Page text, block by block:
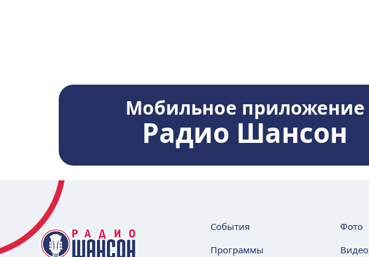
Мобильное приложение
Радио Шансон
События
Программы
Фото
Видео